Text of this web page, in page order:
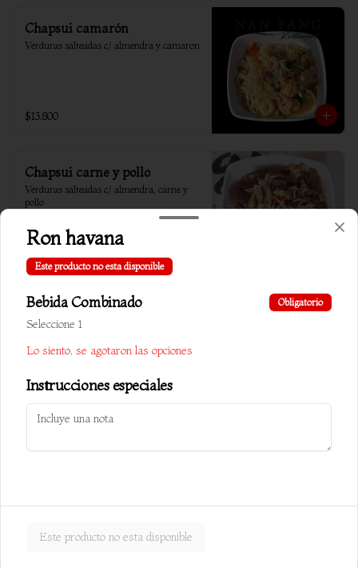
Chapsui camarón
Verduras salteadas c/ almendra y camaron
$13.800
Chapsui carne y pollo
Verduras salteadas c/ almendra, carne y
pollo
$10.000
Chapsui cerdo
$10.500
Ron havana
Este producto no esta disponible
Bebida Combinado Obligatorio
Seleccione 1
Lo siento, se agotaron las opciones
Instrucciones especiales
Este producto no esta disponible